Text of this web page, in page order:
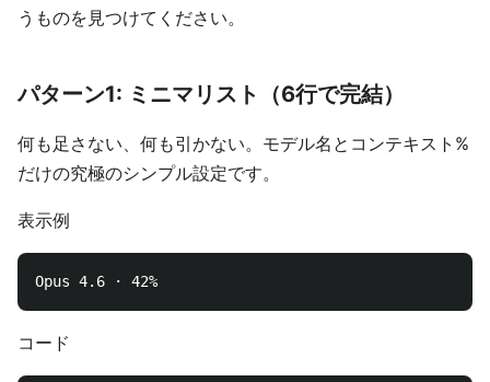
うものを見つけてください。
パターン1: ミニマリスト（6行で完結）
何も足さない、何も引かない。モデル名とコンテキスト%
だけの究極のシンプル設定です。
表示例
コード